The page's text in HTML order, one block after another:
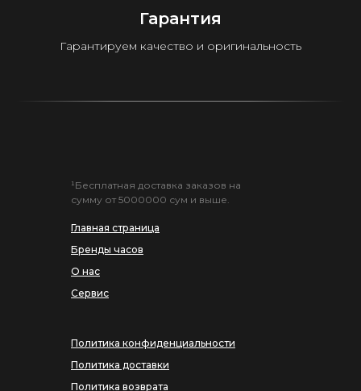
Гарантия
Гарантируем качество и оригинальность
Главная страница
Бренды часов
О нас
Сервис
¹Бесплатная доставка заказов на
сумму от 5000000 сум и выше.
Политика конфиденциальности
Политика доставки
Политика возврата